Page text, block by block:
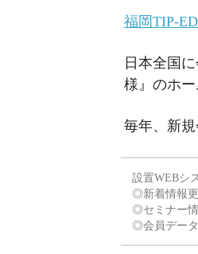
福岡TIP-
日本全国
様』のホー
毎年、新
設置WEBシ
◎新着情報
◎セミナー
◎会員デー